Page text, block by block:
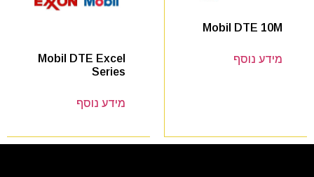
Mobil DTE 10M
מידע נוסף
Mobil DTE Excel
Series
מידע נוסף